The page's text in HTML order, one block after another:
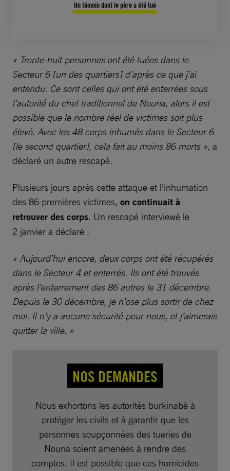
Un témoin dont le père a été tué
« Trente-huit personnes ont été tuées dans le
Secteur 6 [un des quartiers] d’après ce que j’ai
entendu. Ce sont celles qui ont été enterrées sous
l’autorité du chef traditionnel de Nouna, alors il est
possible que le nombre réel de victimes soit plus
élevé. Avec les 48 corps inhumés dans le Secteur 6
[le second quartier], cela fait au moins 86 morts », a
déclaré un autre rescapé.
Plusieurs jours après cette attaque et l’inhumation
des 86 premières victimes, on continuait à
retrouver des corps. Un rescapé interviewé le
2 janvier a déclaré :
« Aujourd’hui encore, deux corps ont été récupérés
dans le Secteur 4 et enterrés. Ils ont été trouvés
après l’enterrement des 86 autres le 31 décembre.
Depuis le 30 décembre, je n’ose plus sortir de chez
moi. Il n’y a aucune sécurité pour nous, et j’aimerais
quitter la ville. »
NOS DEMANDES
Nous exhortons les autorités burkinabè à
protéger les civils et à garantir que les
personnes soupçonnées des tueries de
Nouna soient amenées à rendre des
comptes. Il est possible que ces homicides